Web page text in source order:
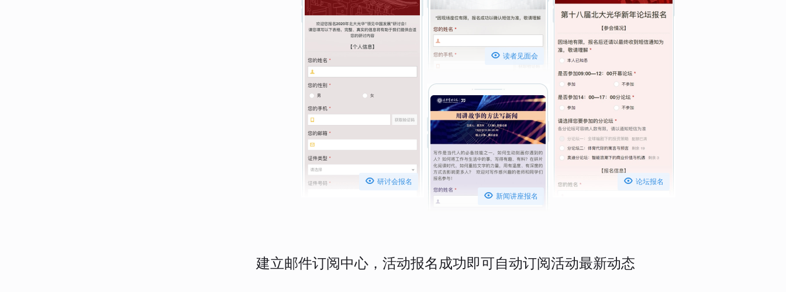
 研讨会报名
 读者见面会
 新闻讲座报名
 论坛报名
建立邮件订阅中心，活动报名成功即可自动订阅活动最新动态